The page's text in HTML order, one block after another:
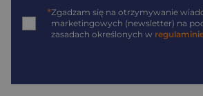
*Zgadzam się na otrzymywanie
marketingowych (newsletter) na
zasadach określonych w